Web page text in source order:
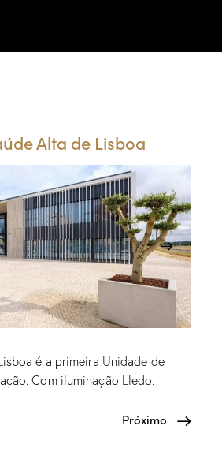
Alta de Lisboa
é a primeira Unidade de
Com iluminação Lledo.
Próximo